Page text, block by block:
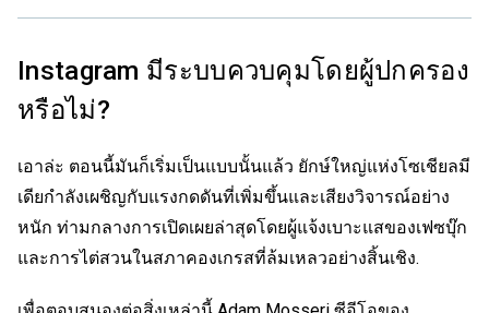
Instagram มีระบบควบคุมโดยผู้ปกครอง
หรือไม่?
เอาล่ะ ตอนนี้มันก็เริ่มเป็นแบบนั้นแล้ว ยักษ์ใหญ่แห่งโซเชียลมี
เดียกำลังเผชิญกับแรงกดดันที่เพิ่มขึ้นและเสียงวิจารณ์อย่าง
หนัก ท่ามกลางการเปิดเผยล่าสุดโดยผู้แจ้งเบาะแสของเฟซบุ๊ก
และการไต่สวนในสภาคองเกรสที่ล้มเหลวอย่างสิ้นเชิง.